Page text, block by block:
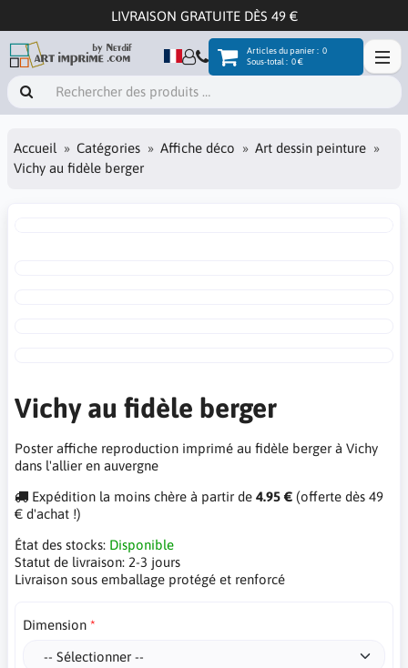
LIVRAISON GRATUITE DÈS 49 €
Articles du panier : 0
Sous-total : 0 €
Accueil Catégories Affiche déco
Art dessin peinture
Vichy au fidèle berger
Vichy au fidèle berger
Poster affiche reproduction imprimé au fidèle berger à Vichy
dans l'allier en auvergne
Expédition la moins chère à partir de 4.95 € (offerte dès 49
€ d'achat !)
État des stocks: Disponible
Statut de livraison: 2-3 jours
Livraison sous emballage protégé et renforcé
Dimension